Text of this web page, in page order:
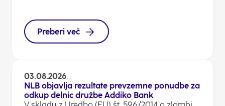
Preberi več
03.08.2026
NLB objavlja rezultate prevzemne ponudbe za
odkup delnic družbe Addiko Bank